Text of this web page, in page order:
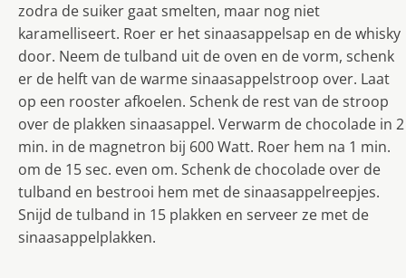
zodra de suiker gaat smelten, maar nog niet
karamelliseert. Roer er het sinaasappelsap en de whisky
door. Neem de tulband uit de oven en de vorm, schenk
er de helft van de warme sinaasappelstroop over. Laat
op een rooster afkoelen. Schenk de rest van de stroop
over de plakken sinaasappel. Verwarm de chocolade in 2
min. in de magnetron bij 600 Watt. Roer hem na 1 min.
om de 15 sec. even om. Schenk de chocolade over de
tulband en bestrooi hem met de sinaasappelreepjes.
Snijd de tulband in 15 plakken en serveer ze met de
sinaasappelplakken.